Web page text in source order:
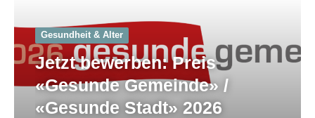
Gesundheit & Alter
Jetzt bewerben: Preis
«Gesunde Gemeinde» /
«Gesunde Stadt» 2026